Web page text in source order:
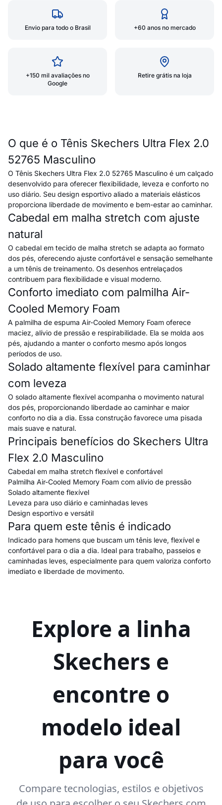
Envio para todo o Brasil +60 anos no mercado
+150 mil avaliações no
Google
Retire grátis na loja
O que é o Tênis Skechers Ultra Flex 2.0
52765 Masculino
O Tênis Skechers Ultra Flex 2.0 52765 Masculino é um calçado
desenvolvido para oferecer flexibilidade, leveza e conforto no
uso diário. Seu design esportivo aliado a materiais elásticos
proporciona liberdade de movimento e bem-estar ao caminhar.
Cabedal em malha stretch com ajuste
natural
O cabedal em tecido de malha stretch se adapta ao formato
dos pés, oferecendo ajuste confortável e sensação semelhante
a um tênis de treinamento. Os desenhos entrelaçados
contribuem para flexibilidade e visual moderno.
Conforto imediato com palmilha Air-
Cooled Memory Foam
A palmilha de espuma Air-Cooled Memory Foam oferece
maciez, alívio de pressão e respirabilidade. Ela se molda aos
pés, ajudando a manter o conforto mesmo após longos
períodos de uso.
Solado altamente flexível para caminhar
com leveza
O solado altamente flexível acompanha o movimento natural
dos pés, proporcionando liberdade ao caminhar e maior
conforto no dia a dia. Essa construção favorece uma pisada
mais suave e natural.
Principais benefícios do Skechers Ultra
Flex 2.0 Masculino
Cabedal em malha stretch flexível e confortável
Palmilha Air-Cooled Memory Foam com alívio de pressão
Solado altamente flexível
Leveza para uso diário e caminhadas leves
Design esportivo e versátil
Para quem este tênis é indicado
Indicado para homens que buscam um tênis leve, flexível e
confortável para o dia a dia. Ideal para trabalho, passeios e
caminhadas leves, especialmente para quem valoriza conforto
imediato e liberdade de movimento.
Explore a linha
Skechers e
encontre o
modelo ideal
para você
Compare tecnologias, estilos e objetivos